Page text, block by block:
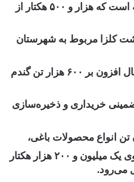
است که هزار و ۵۰۰ هکتار از
کلزا مربوط به شهرستان
افزون بر ۶۰۰ هزار تن گندم
خریداری و ذخیره‌سازی
تن انواع محصولات باغی،
یک میلیون و ۲۰۰ هزار هکتار
می‌رود.